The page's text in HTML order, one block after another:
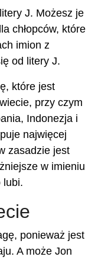
J. Możesz je
chłopców, które
imion z
od litery J.
które jest
przy czym
Indonezja i
najwięcej
zasadzie jest
w imieniu
lubi.
ponieważ jest
A może Jon